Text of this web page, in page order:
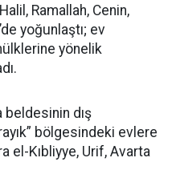
Ramallah, Cenin,
yoğunlaştı; ev
yönelik
beldesinin dış
bölgesindeki evlere
el-Kıbliyye, Urif, Avarta